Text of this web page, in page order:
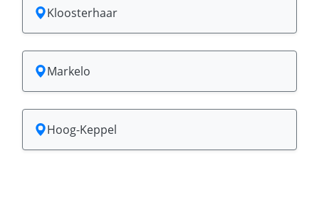
Kloosterhaar
Markelo
Hoog-Keppel